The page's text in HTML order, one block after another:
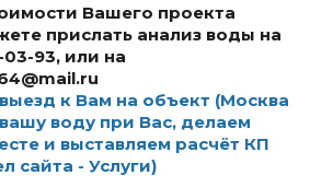
Вашего проекта
прислать анализ воды на
03-93, или на
к Вам на объект (Москва
воду при Вас, делаем
и выставляем расчёт КП
сайта - Услуги)